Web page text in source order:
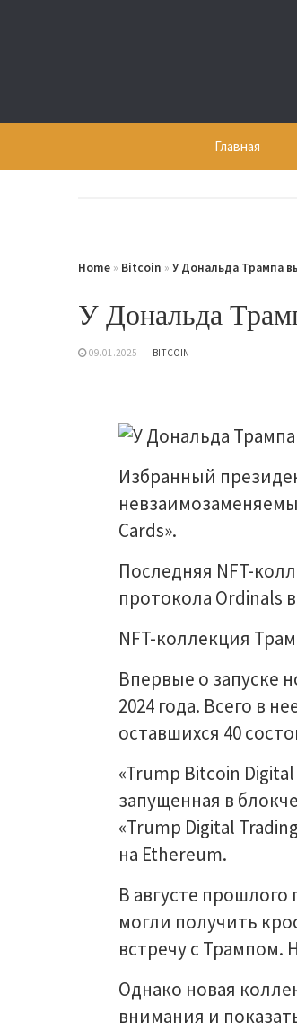
Главная
Home » Bitcoin » У Дональда Трампа
У Дональда
09.01.2025 BITCOIN
Избранный
Cards».
Последняя NFT-
протокола Ordinals
NFT-коллекция
Впервые о запуске
2024 года. Всего в
оставшихся 40
«Trump Bitcoin
запущенная в
«Trump Digital
на Ethereum.
В августе прошлого
могли получить
встречу с Трампом.
Однако новая
внимания и